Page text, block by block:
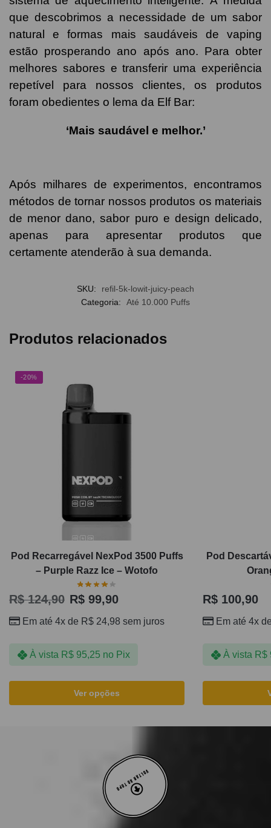
que descobrimos a necessidade de um sabor
natural e formas mais saudáveis de vaping
estão prosperando ano após ano. Para obter
melhores sabores e transferir uma experiência
repetível para nossos clientes, os produtos
foram obedientes o lema da Elf Bar:
‘Mais saudável e melhor.’
Após milhares de experimentos, encontramos
métodos de tornar nossos produtos os materiais
de menor dano, sabor puro e design delicado,
apenas para apresentar produtos que
certamente atenderão à sua demanda.
SKU:
refil-5k-lowit-juicy-peach
Categoria:
Até 10.000 Puffs
Produtos relacionados
-20%
Pod Recarregável NexPod 3500 Puffs
– Purple Razz Ice – Wotofo
R$124,90 R$ 99,90
Em até 4x de R$ 24,98 sem juros
À vista R$95,25 no Pix
Ver opções
Pod
R$ 100,90
Em até 4x
À vista R$
VOLTAR AO TOPO